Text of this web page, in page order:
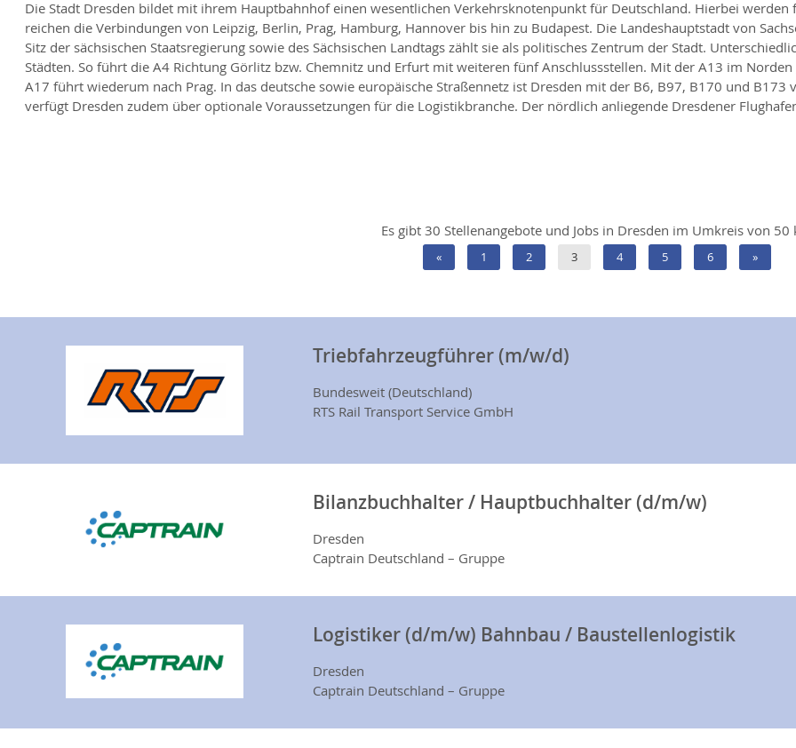
Die Stadt Dresden bildet mit ihrem Hauptbahnhof einen wesentlichen Verkehrsknotenpunkt für Deutschland. Hierbei
reichen die Verbindungen von Leipzig, Berlin, Prag, Hamburg, Hannover bis hin zu Budapest. Die Landeshauptstadt von
Sitz der sächsischen Staatsregierung sowie des Sächsischen Landtags zählt sie als politisches Zentrum der Stadt.
Städten. So führt die A4 Richtung Görlitz bzw. Chemnitz und Erfurt mit weiteren fünf Anschlussstellen. Mit der A13 im
A17 führt wiederum nach Prag. In das deutsche sowie europäische Straßennetz ist Dresden mit der B6, B97, B170 und
verfügt Dresden zudem über optionale Voraussetzungen für die Logistikbranche. Der nördlich anliegende Dresdener
Es gibt 30 Stellenangebote und Jobs in Dresden im Umkreis von 50
« 1 2 3 4 5 6 »
Triebfahrzeugführer (m/w/d)
Bundesweit (Deutschland)
RTS Rail Transport Service GmbH
Bilanzbuchhalter / Hauptbuchhalter (d/m/w)
Dresden
Captrain Deutschland – Gruppe
Logistiker (d/m/w) Bahnbau / Baustellenlogistik
Dresden
Captrain Deutschland – Gruppe